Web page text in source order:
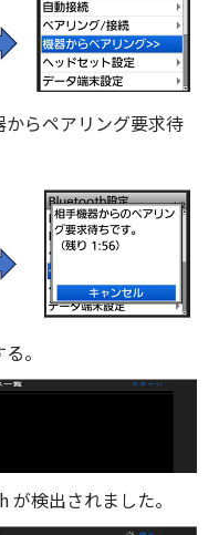
らペアリング要求待
。
検出されました。